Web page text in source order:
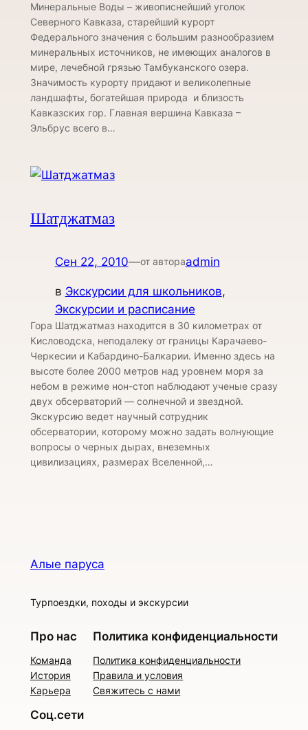
Минеральные Воды – живописнейший уголок
Северного Кавказа, старейший курорт
Федерального значения с большим разнообразием
минеральных источников, не имеющих аналогов в
мире, лечебной грязью Тамбуканского озера.
Значимость курорту придают и великолепные
ландшафты, богатейшая природа и близость
Кавказских гор. Главная вершина Кавказа –
Эльбрус всего в…
Шатджатмаз
Сен 22, 2010—от автораadmin
в Экскурсии для школьников
Экскурсии и расписание
Гора Шатджатмаз находится в 30 километрах от
Кисловодска, неподалеку от границы Карачаево-
Черкесии и Кабардино-Балкарии. Именно здесь на
высоте более 2000 метров над уровнем моря за
небом в режиме нон-стоп наблюдают ученые сразу
двух обсерваторий — солнечной и звездной.
Экскурсию ведет научный сотрудник
обсерватории, которому можно задать волнующие
вопросы о черных дырах, внеземных
цивилизациях, размерах Вселенной,…
Алые паруса
Турпоездки, походы и экскурсии
Про нас
Команда
История
Карьера
Политика конфиденциальности
Политика конфиденциальности
Правила и условия
Свяжитесь с нами
Соц.сети